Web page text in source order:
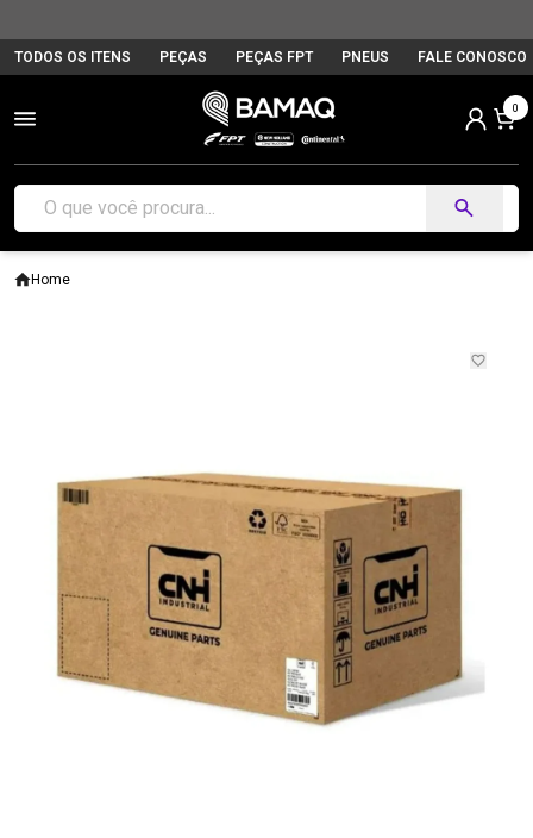
TODOS OS ITENS PEÇAS PEÇAS FPT PNEUS FALE CONOSCO
0
Home